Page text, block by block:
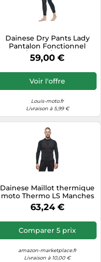
Dainese Dry Pants Lady
Pantalon Fonctionnel
Noir/Bleu L/XL unisex
59,00 €
Voir l'offre
Louis-moto.fr
Livraison à 5,99 €
Dainese Maillot thermique
moto Thermo LS Manches
longues Homme
Noir/Rouge L
63,24 €
Comparer 5 prix
amazon-marketplace.fr
Livraison à 10,00 €